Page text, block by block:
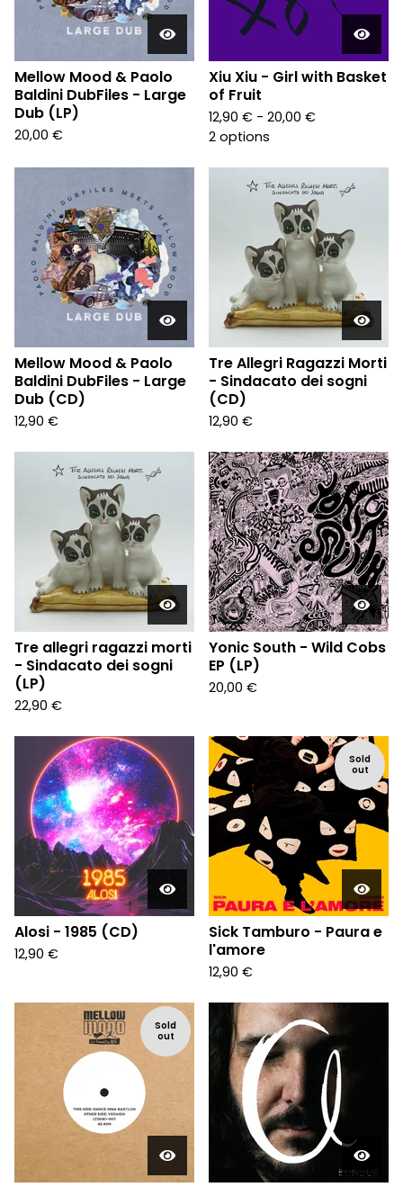
Mellow Mood & Paolo
Baldini DubFiles - Large
Dub (LP)
20,00 €
Xiu Xiu - Girl with Basket
of Fruit
12,90 € - 20,00 €
2 options
Mellow Mood & Paolo
Baldini DubFiles - Large
Dub (CD)
12,90 €
Tre Allegri Ragazzi Morti
- Sindacato dei sogni
(CD)
12,90 €
Tre allegri ragazzi morti
- Sindacato dei sogni
(LP)
22,90 €
Yonic South - Wild Cobs
EP (LP)
20,00 €
Alosi - 1985 (CD)
12,90 €
Sold
out
Sick Tamburo - Paura e
l'amore
12,90 €
Sold
out